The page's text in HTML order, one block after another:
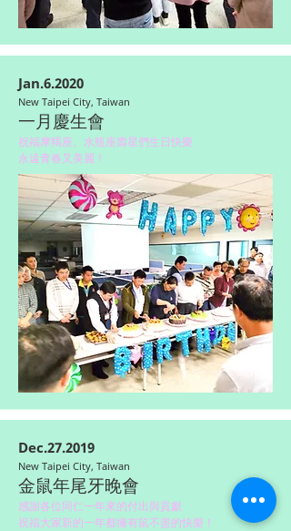
Jan.6.2020
New Taipei City, Taiwan
一月慶生會
祝福摩羯座、水瓶座壽星們生日快樂
永遠青春又美麗！
Dec.27.2019
New Taipei City, Taiwan
金鼠年尾牙晚會
​感謝各位同仁一年來的付出與貢獻
祝福大家新的一年都擁有鼠不盡的快樂！